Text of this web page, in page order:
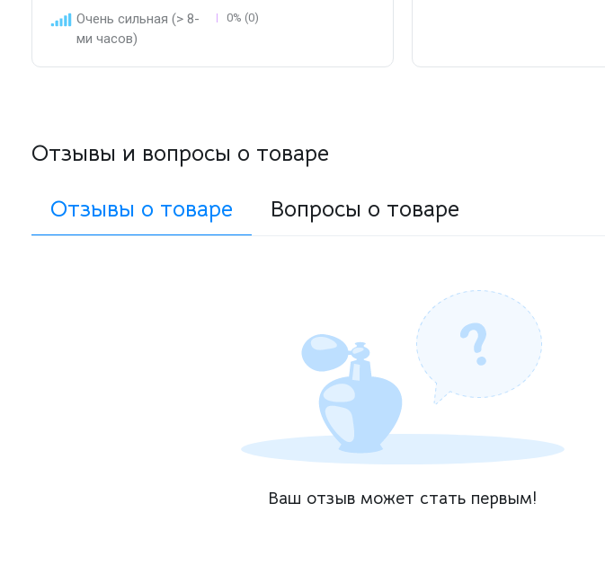
Очень сильная (> 8-
ми часов)
0% (0)
Отзывы и вопросы о товаре
Отзывы о товаре
Вопросы о товаре
Ваш отзыв может стать первым!